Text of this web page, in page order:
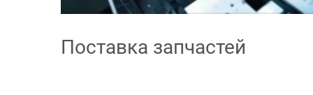
Поставка запчастей